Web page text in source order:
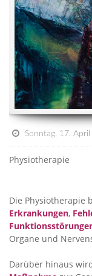
Sonntag, 17.
Physiotherapie
Die Physiotherapie
Erkrankungen,
Organe und
Darüber hinaus